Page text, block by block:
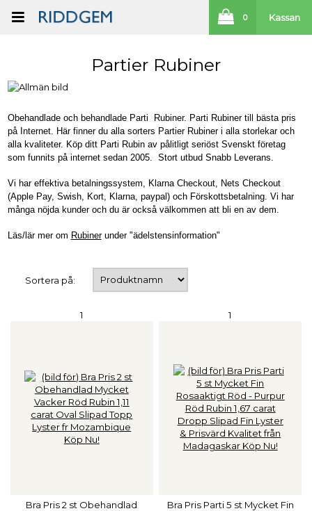
0 Kassan
Partier Rubiner
Obehandlade och behandlade Parti Rubiner. Parti Rubiner till bästa pris
på Internet. Här finner du alla sorters Partier Rubiner i alla storlekar och
alla kvaliteter. Köp ditt Parti Rubin av pålitligt seriöst Svenskt företag
som funnits på internet sedan 2005. Stort utbud Snabb Leverans.
Vi har effektiva betalningssystem, Klarna Checkout, Nets Checkout
(Apple Pay, Swish, Kort, Klarna, paypal) och Förskottsbetalning. Vi har
många nöjda kunder och du är också välkommen att bli en av dem.
Läs/lär mer om Rubinerunder "ädelstensinformation"
Sortera på:
1
Bra Pris 2 st Obehandlad
1
Bra Pris Parti 5 st Mycket Fin